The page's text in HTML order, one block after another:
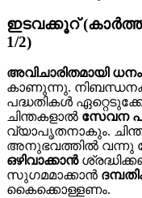
ഇടവക്കൂറ്
1/2)
അവിചാരിതമായി
കാണുന്നു.
പദ്ധതികൾ
ചിന്തകളാൽ സേവന
വ്യാപൃതനാകും.
അനുഭവത്തിൽ വന്നു
ഒഴിവാക്കാൻ
സുഗമമാക്കാൻ
കൈക്കൊള്ളണം.